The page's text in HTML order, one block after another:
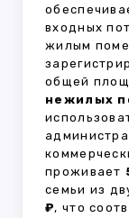
входных
жилым
общей
нежилых
проживает
семьи из
₽, что